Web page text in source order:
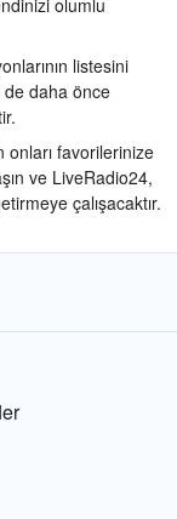
olumlu
listesini
de daha önce
onları favorilerinize
ve LiveRadio24,
çalışacaktır.